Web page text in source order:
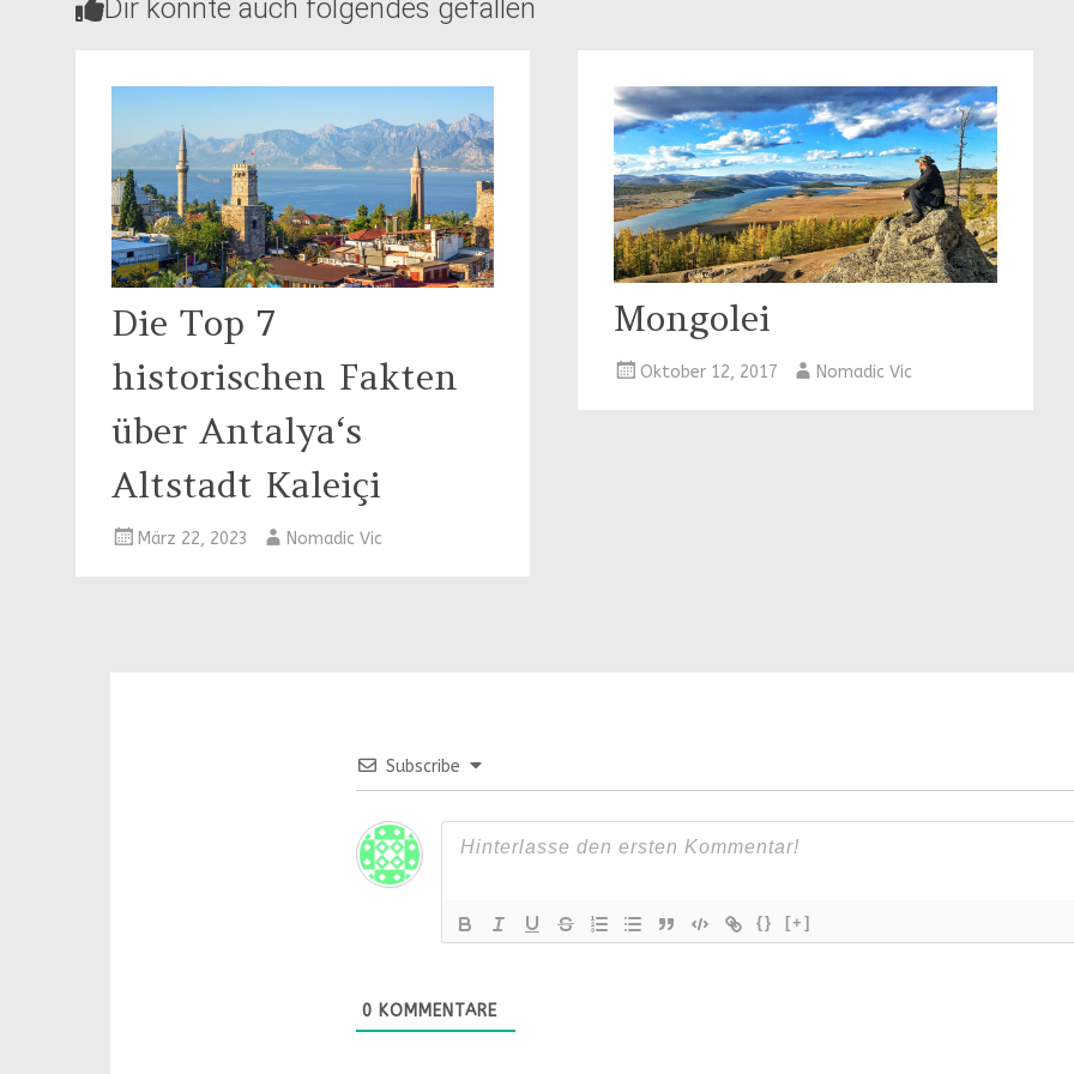
Dir könnte auch folgendes gefallen
Die Top 7
historischen Fakten
über Antalya‘s
Altstadt Kaleiçi
März 22, 2023 Nomadic Vic
Mongolei
Oktober 12, 2017 Nomadic Vic
Subscribe
{} [+]
0 KOMMENTARE